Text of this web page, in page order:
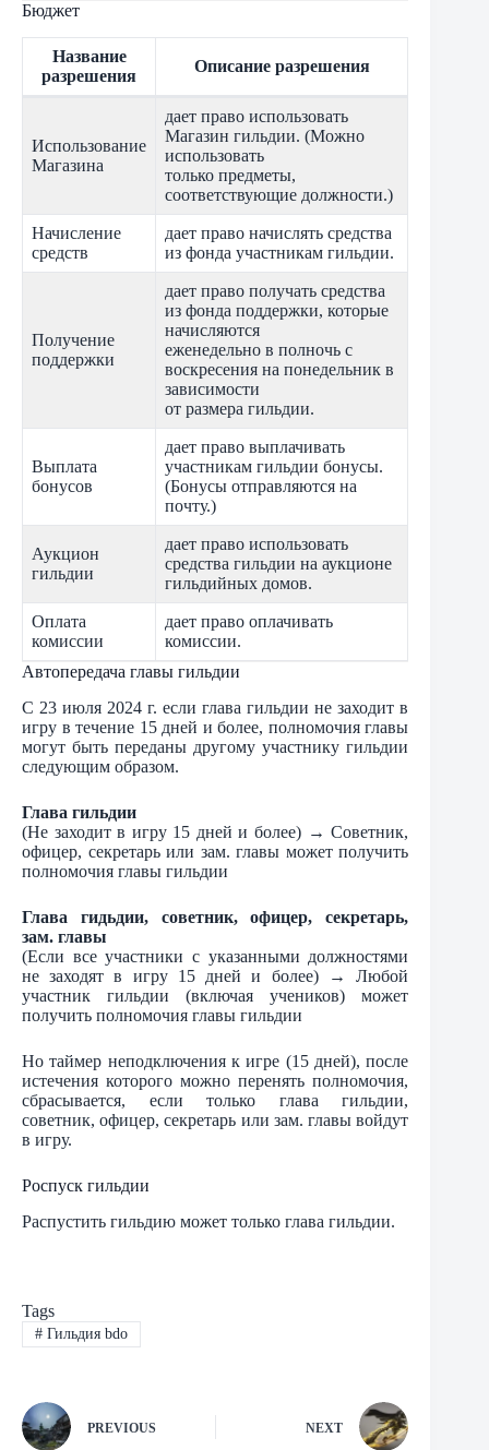
Бюджет
Название
разрешения
Описание разрешения
Использование
Магазина
дает право использовать
Магазин гильдии. (Можно
использовать
только предметы,
соответствующие должности.)
Начисление
средств
дает право начислять средства
из фонда участникам гильдии.
Получение
поддержки
дает право получать средства
из фонда поддержки, которые
начисляются
еженедельно в полночь с
воскресения на понедельник в
зависимости
от размера гильдии.
Выплата
бонусов
дает право выплачивать
участникам гильдии бонусы.
(Бонусы отправляются на
почту.)
Аукцион
гильдии
дает право использовать
средства гильдии на аукционе
гильдийных домов.
Оплата
комиссии
дает право оплачивать
комиссии.
Автопередача главы гильдии
С 23 июля 2024 г. если глава гильдии не заходит в
игру в течение 15 дней и более, полномочия главы
могут быть переданы другому участнику гильдии
следующим образом.
Глава гильдии
(Не заходит в игру 15 дней и более) → Советник,
офицер, секретарь или зам. главы может получить
полномочия главы гильдии
Глава гидьдии, советник, офицер, секретарь,
зам. главы
(Если все участники с указанными должностями
не заходят в игру 15 дней и более) → Любой
участник гильдии (включая учеников) может
получить полномочия главы гильдии
Но таймер неподключения к игре (15 дней), после
истечения которого можно перенять полномочия,
сбрасывается, если только глава гильдии,
советник, офицер, секретарь или зам. главы войдут
в игру.
Роспуск гильдии
Распустить гильдию может только глава гильдии.
Tags
#Гильдия bdo
PREVIOUS NEXT